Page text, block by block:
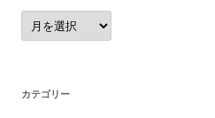
ア
ー
カ
カテゴリー